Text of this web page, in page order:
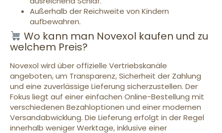
Außerhalb der Reichweite von Kindern
aufbewahren.
Wo kann man Novexol kaufen und zu
welchem Preis?
Novexol wird über offizielle Vertriebskanäle
angeboten, um Transparenz, Sicherheit der Zahlung
und eine zuverlässige Lieferung sicherzustellen. Der
Fokus liegt auf einer einfachen Online-Bestellung mit
verschiedenen Bezahloptionen und einer modernen
Versandabwicklung. Die Lieferung erfolgt in der Regel
innerhalb weniger Werktage, inklusive einer